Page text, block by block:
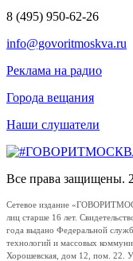
8 (495) 950-62-26
info@govoritmoskva.ru
Реклама на радио
Города вещания
Наши слушатели
Все права защищены.
Сетевое издание
лиц старше 16 лет.
года выдано Федеральной
технологий и массовых
Хорошевская, дом 12, пом. 22.